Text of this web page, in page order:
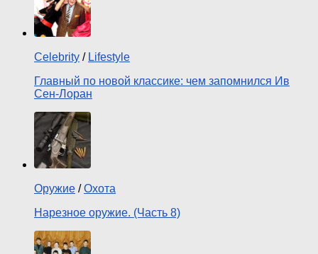
Celebrity / Lifestyle
Главный по новой классике: чем запомнился Ив
Сен-Лоран
Оружие /Охота
Нарезное оружие. (Часть 8)